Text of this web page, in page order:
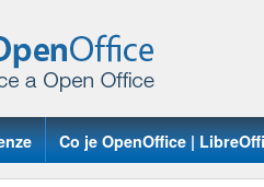
Co je OpenOffice |